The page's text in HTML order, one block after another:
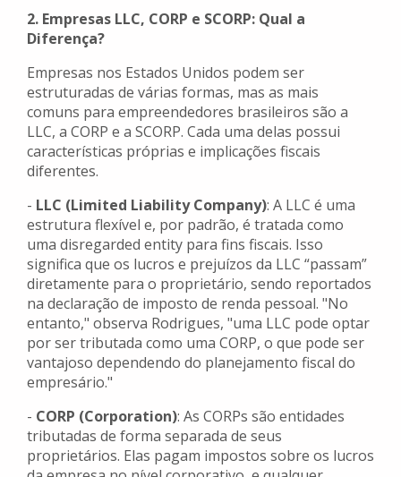
2. Empresas LLC, CORP e SCORP: Qual a
Diferença?
Empresas nos Estados Unidos podem ser
estruturadas de várias formas, mas as mais
comuns para empreendedores brasileiros são a
LLC, a CORP e a SCORP. Cada uma delas possui
características próprias e implicações fiscais
diferentes.
- LLC (Limited Liability Company): A LLC é uma
estrutura flexível e, por padrão, é tratada como
uma disregarded entity para fins fiscais. Isso
significa que os lucros e prejuízos da LLC “passam”
diretamente para o proprietário, sendo reportados
na declaração de imposto de renda pessoal. "No
entanto," observa Rodrigues, "uma LLC pode optar
por ser tributada como uma CORP, o que pode ser
vantajoso dependendo do planejamento fiscal do
empresário."
- CORP (Corporation): As CORPs são entidades
tributadas de forma separada de seus
proprietários. Elas pagam impostos sobre os lucros